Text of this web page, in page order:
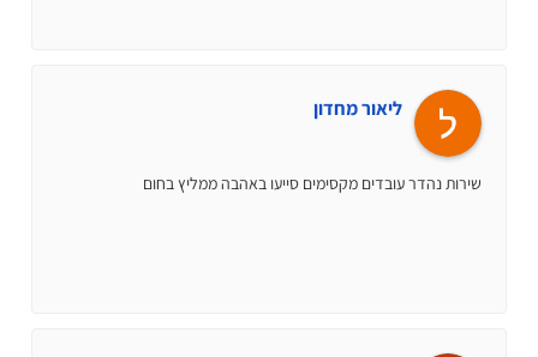
ליאור מחדון
שירות נהדר עובדים מקסימים סייעו באהבה ממליץ בחום